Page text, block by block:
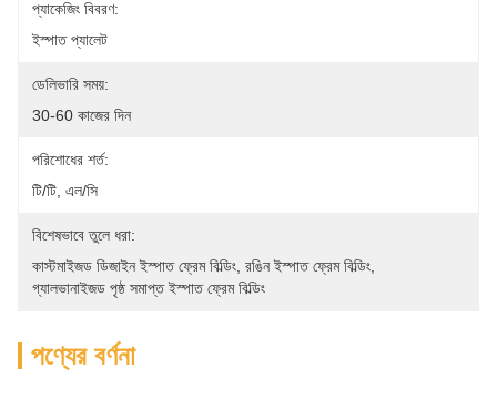
প্যাকেজিং বিবরণ:
ইস্পাত প্যালেট
ডেলিভারি সময়:
30-60 কাজের দিন
পরিশোধের শর্ত:
টি/টি, এল/সি
বিশেষভাবে তুলে ধরা:
কাস্টমাইজড ডিজাইন ইস্পাত ফ্রেম বিল্ডিং রঙিন ইস্পাত ফ্রেম বিল্ডিং
গ্যালভানাইজড পৃষ্ঠ সমাপ্ত ইস্পাত ফ্রেম বিল্ডিং
পণ্যের বর্ণনা